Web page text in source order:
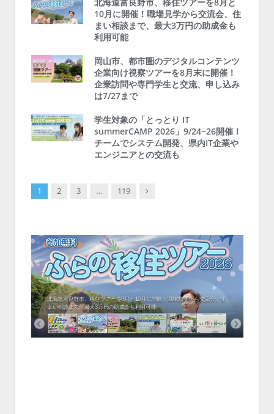
10月に開催！職場見学から交流会、住
まい相談まで、最大3万円の助成金も
利用可能
岡山市、都市圏のデジタルコンテンツ
企業向け視察ツアーを8月末に開催！
企業訪問や専門学生と交流、申し込み
は7/27まで
学生対象の「とっとり IT
summerCAMP 2026」9/24~26開催！
チームでシステム開発、県内IT企業や
エンジニアとの交流も
1 2 3 … 119 Next
北海道富良野市、移住ツアーを8月と10月に開催！職場見学から交流会、住
まい相談まで、最大3万円の助成金も利用可能